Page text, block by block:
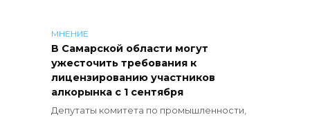
МНЕНИЕ
В Самарской области могут
ужесточить требования к
лицензированию участников
алкорынка с 1 сентября
Депутаты комитета по промышленности,